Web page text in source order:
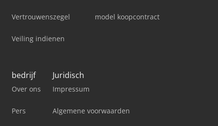
Vertrouwenszegel
Veiling indienen
model koopcontract
bedrijf
Over ons
Pers
Juridisch
Impressum
Algemene voorwaarden